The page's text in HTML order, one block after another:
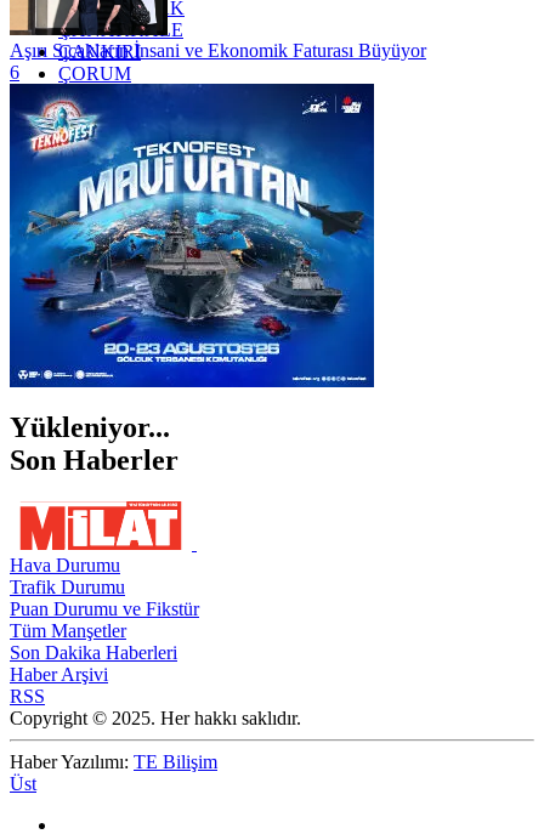
ZONGULDAK
ÇANAKKALE
ÇANKIRI
ÇORUM
İSTANBUL
İZMİR
ŞANLIURFA
ŞIRNAK
Aşırı Sıcakların İnsani ve Ekonomik Faturası Büyüyor
6
Yükleniyor...
Son Haberler
Hava Durumu
Trafik Durumu
Puan Durumu ve Fikstür
Tüm Manşetler
Son Dakika Haberleri
Haber Arşivi
RSS
Copyright © 2025. Her hakkı saklıdır.
Haber Yazılımı: TE Bilişim
Üst